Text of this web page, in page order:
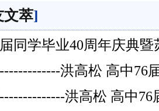
文萃]
同学毕业40周年庆典
洪高松 高中76
洪高松 高中